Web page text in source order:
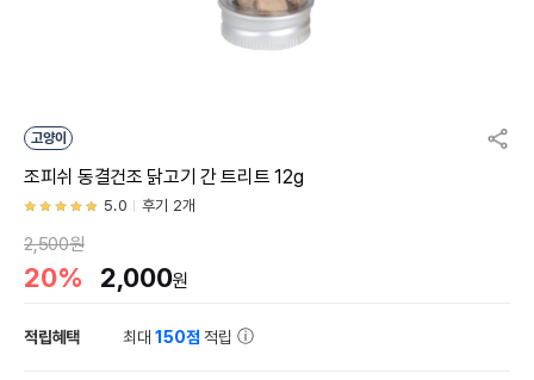
고양이
조피쉬 동결건조 닭고기 간 트리트 12g
5.0 후기 2개
2,500원
20% 2,000원
적립혜택 최대150점 적립